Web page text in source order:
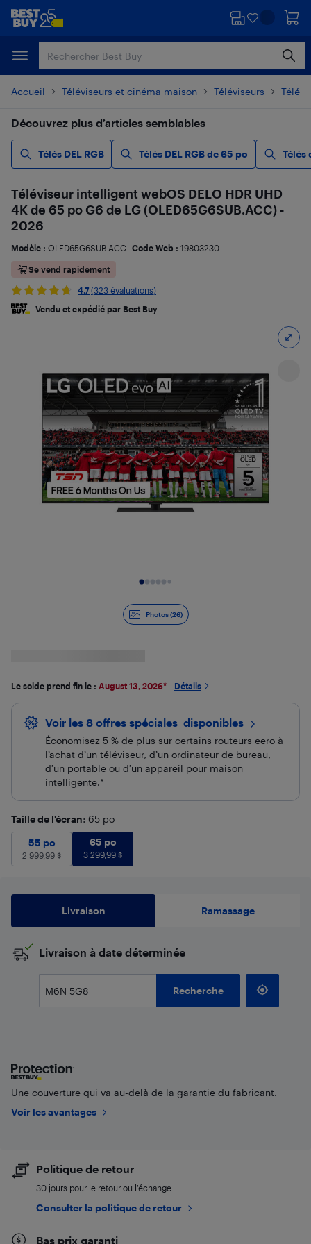
Passer
principal
Passer
Accueil Téléviseurs et cinéma maison Téléviseurs
Découvrez plus d’articles semblables
Télés DEL RGB Télés DEL RGB de 65 po Télés
Photos (26)
Téléviseur intelligent webOS DELO HDR UHD
4K de 65 po G6 de LG (OLED65G6SUB.ACC) -
2026
Modèle : OLED65G6SUB.ACC Code Web : 19803230
Se vend rapidement
4.7 (323 évaluations)
Vendu et expédié par Best Buy
Le solde prend fin le : August 13, 2026* Détails
Voir les 8 offres spéciales disponibles
Économisez 5 % de plus sur certains routeurs eero à
l’achat d’un téléviseur, d’un ordinateur de bureau,
d’un portable ou d’un appareil pour maison
intelligente.*
Taille de l'écran: 65 po
55 po
2 999,99$
55 po
2 999,99 $
65 po
65 po
3 299,99 $
Livraison Ramassage
​Livraison à date déterminée
Recherche
Une couverture qui va au-delà de la garantie du fabricant.
Voir les avantages
Politique de retour
30 jours pour le retour ou l’échange
Consulter la politique de retour
Bas prix garanti